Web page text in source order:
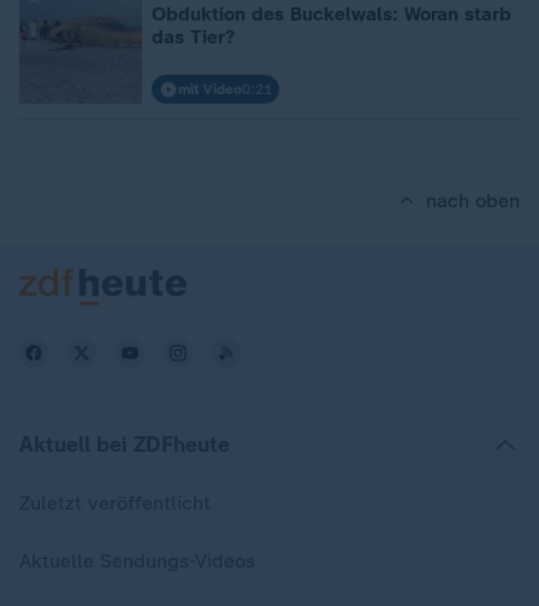
Obduktion des Buckelwals: Woran starb
das Tier?
mit Video0:21
nach oben